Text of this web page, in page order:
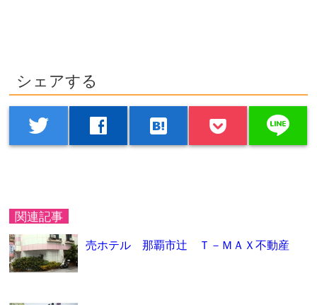
シェアする
twitter facebook hatenabookmark line
関連記事
売ホテル 那覇市辻 Ｔ－ＭＡＸ不動産